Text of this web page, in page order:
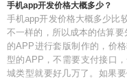
手机app开发价格大概多少？
手机app开发价格大概多少比
不一样的，所以成本的估算
的APP进行套版制作的，价
型的APP，不需要支付接口
城类型就要好几万了。如果